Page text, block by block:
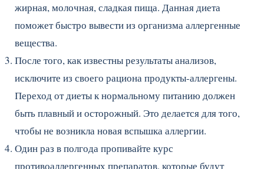
жирная, молочная, сладкая пища. Данная диета
поможет быстро вывести из организма аллергенные
вещества.
После того, как известны результаты анализов,
исключите из своего рациона продукты-аллергены.
Переход от диеты к нормальному питанию должен
быть плавный и осторожный. Это делается для того,
чтобы не возникла новая вспышка аллергии.
Один раз в полгода пропивайте курс
противоаллергенных препаратов, которые будут